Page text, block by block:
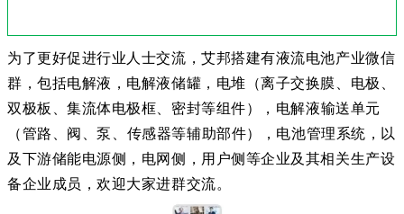
为了更好促进行业人士交流，艾邦搭建有液流电池产业微信
群，包括电解液，电解液储罐， 电堆（离子交换膜、电极、
双极板、集流体电极框、密封等组件）， 电解液输送单元
（管路、阀、泵、传感器等辅助部件），电池管理系统，以
及下游储能电源侧，电网侧，用户侧等企业及其相关生产设
备企业成员，欢迎大家进群交流。